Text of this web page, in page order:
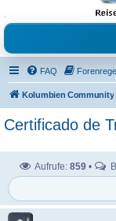
FAQ
Kolumbien Community
Certificado de
Aufrufe: 859 •